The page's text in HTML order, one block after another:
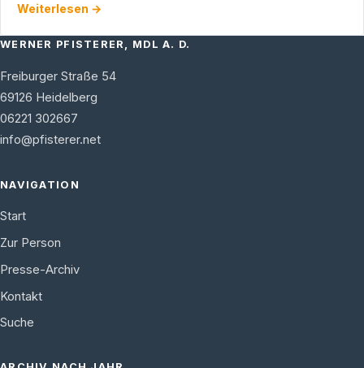
Weiterlesen →
WERNER PFISTERER, MDL A. D.
Freiburger Straße 54
69126 Heidelberg
06221 302667
info@pfisterer.net
NAVIGATION
Start
Zur Person
Presse-Archiv
Kontakt
Suche